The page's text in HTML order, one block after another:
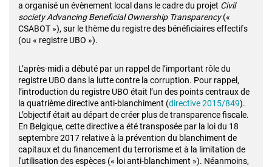
a organisé un évènement local dans le cadre du projet Civil
society Advancing Beneficial Ownership Transparency(«
CSABOT »), sur le thème du registre des bénéficiaires effectifs
(ou « registre UBO »).
L’après-midi a débuté par un rappel de l’important rôle du
registre UBO dans la lutte contre la corruption. Pour rappel,
l’introduction du registre UBO était l’un des points centraux de
la quatrième directive anti-blanchiment (directive 2015/849).
L’objectif était au départ de créer plus de transparence fiscale.
En Belgique, cette directive a été transposée par la loi du 18
septembre 2017 relative à la prévention du blanchiment de
capitaux et du financement du terrorisme et à la limitation de
l'utilisation des espèces (« loi anti-blanchiment »). Néanmoins,